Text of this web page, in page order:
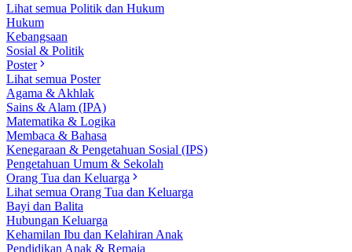
Lihat semua Politik dan Hukum
Hukum
Kebangsaan
Sosial & Politik
Poster
Lihat semua Poster
Agama & Akhlak
Sains & Alam (IPA)
Matematika & Logika
Membaca & Bahasa
Kenegaraan & Pengetahuan Sosial (IPS)
Pengetahuan Umum & Sekolah
Orang Tua dan Keluarga
Lihat semua Orang Tua dan Keluarga
Bayi dan Balita
Hubungan Keluarga
Kehamilan Ibu dan Kelahiran Anak
Pendidikan Anak & Remaja